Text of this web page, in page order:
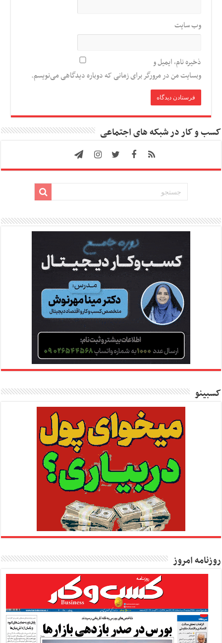
وب‌ سایت
ذخیره نام، ایمیل و
وبسایت من در مرورگر برای زمانی که دوباره دیدگاهی می‌نویسم.
کسب و کار در شبکه های اجتماعی
کسبینو
روزنامه امروز